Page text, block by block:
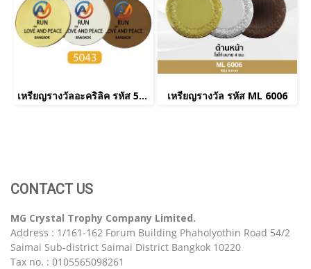
เหรียญรางวัลอะคริลิค รหัส 5043 เหรียญรางวัล รหัส ML 6006
CONTACT US
MG Crystal Trophy Company Limited.
Address : 1/161-162 Forum Building Phaholyothin Road 54/2
Saimai Sub-district Saimai District Bangkok 10220
Tax no. : 0105565098261